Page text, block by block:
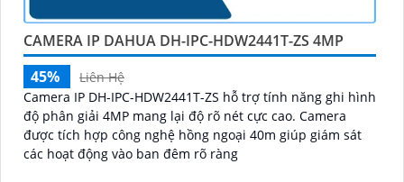
CAMERA IP DAHUA DH-IPC-HDW2441T-ZS 4MP
45%
Liên Hệ
Camera IP DH-IPC-HDW2441T-ZS hỗ trợ tính năng ghi hình
độ phân giải 4MP mang lại độ rõ nét cực cao. Camera
được tích hợp công nghệ hồng ngoại 40m giúp giám sát
các hoạt động vào ban đêm rõ ràng